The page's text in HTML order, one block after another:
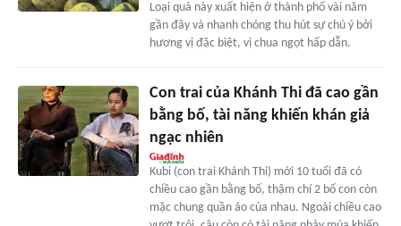
Loại quả này xuất hiện ở thành phố vài năm
gần đây và nhanh chóng thu hút sự chú ý bởi
hương vị đặc biệt, vị chua ngọt hấp dẫn.
Con trai của Khánh Thi đã cao gần
bằng bố, tài năng khiến khán giả
ngạc nhiên
Kubi (con trai Khánh Thi) mới 10 tuổi đã có
chiều cao gần bằng bố, thậm chí 2 bố con còn
mặc chung quần áo của nhau. Ngoài chiều cao